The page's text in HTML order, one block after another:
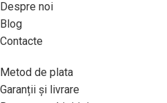
Despre noi
Blog
Contacte
Metod de plata
Garanții și livrare